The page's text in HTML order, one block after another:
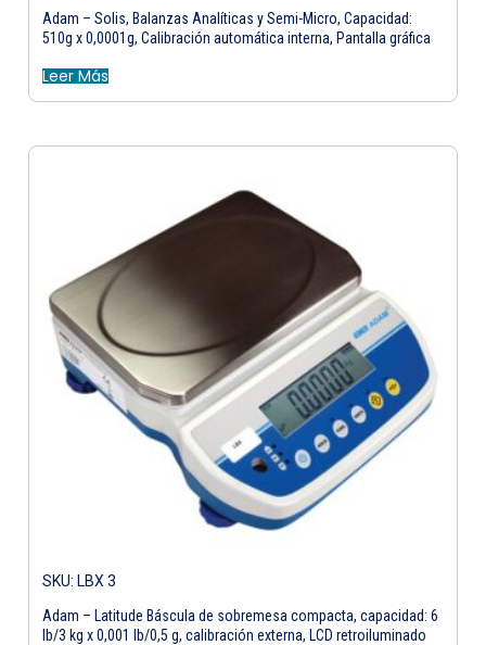
Adam – Solis, Balanzas Analíticas y Semi-Micro, Capacidad:
510g x 0,0001g, Calibración automática interna, Pantalla gráfica
Leer Más
SKU: LBX 3
Adam – Latitude Báscula de sobremesa compacta, capacidad: 6
lb/3 kg x 0,001 lb/0,5 g, calibración externa, LCD retroiluminado